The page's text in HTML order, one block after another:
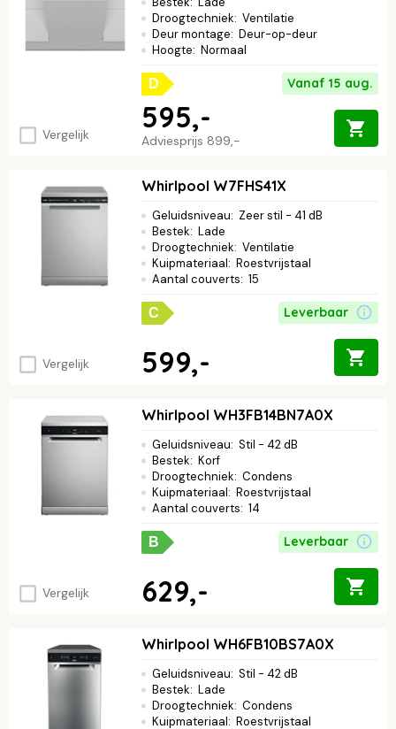
Vergelijk
Droogtechniek: Ventilatie
Deur montage: Deur-op-deur
Hoogte: Normaal
D Vanaf 15 aug.
Adviesprijs 899,-
595,-
Vergelijk
Whirlpool W7FHS41X
Geluidsniveau: Zeer stil - 41 dB
Bestek: Lade
Droogtechniek: Ventilatie
Kuipmateriaal: Roestvrijstaal
Aantal couverts: 15
C Leverbaar
599,-
Vergelijk
Whirlpool WH3FB14BN7A0X
Geluidsniveau: Stil - 42 dB
Bestek: Korf
Droogtechniek: Condens
Kuipmateriaal: Roestvrijstaal
Aantal couverts: 14
B Leverbaar
629,-
Whirlpool WH6FB10BS7A0X
Geluidsniveau: Stil - 42 dB
Bestek: Lade
Droogtechniek: Condens
Kuipmateriaal: Roestvrijstaal